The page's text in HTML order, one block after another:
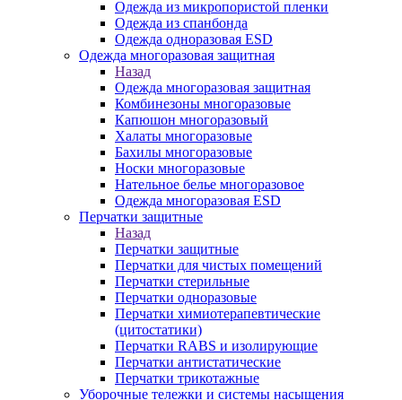
Одежда из микропористой пленки
Одежда из спанбонда
Одежда одноразовая ESD
Одежда многоразовая защитная
Назад
Одежда многоразовая защитная
Комбинезоны многоразовые
Капюшон многоразовый
Халаты многоразовые
Бахилы многоразовые
Носки многоразовые
Нательное белье многоразовое
Одежда многоразовая ESD
Перчатки защитные
Назад
Перчатки защитные
Перчатки для чистых помещений
Перчатки стерильные
Перчатки одноразовые
Перчатки химиотерапевтические
(цитостатики)
Перчатки RABS и изолирующие
Перчатки антистатические
Перчатки трикотажные
Уборочные тележки и системы насыщения